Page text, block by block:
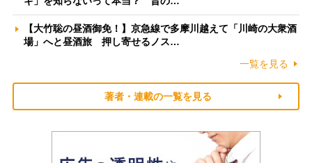
【大竹聡の昼酒御免！】京急線で多摩川越えて「川崎の大衆酒
場」へと昼酒旅 押し寄せるノス…
一覧を見る
著者・連載の一覧を見る